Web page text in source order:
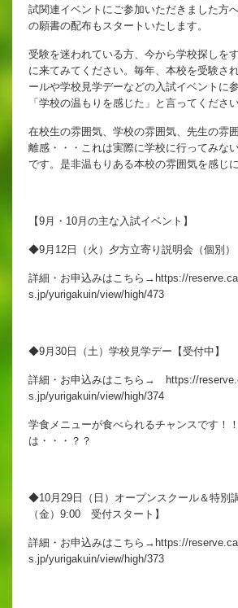
試関連イベントにご参加いただきました方
の願書の配布もスタートいたします。
受験を迷われている方、今から学校探しを
に来てみてください。毎年、本校を受験さ
ールや学校見学デーなどの入試イベントに
「学校の温もりを感じた」と言ってください
在校生の雰囲気、学校の雰囲気、先生の雰
離感・・・これは実際に学校に行ってみな
です。是非温もりある本校の雰囲気を感じ
【9月・10月の主な入試イベント】
◆9月12日（火）夕方立寄り説明会（個別）
詳細・お申込みはこちら→ https://
s.jp/yurigakuin/view/high/473
◆9月30日（土）学校見学デー【受付中】
詳細・お申込みはこちら→
https://
s.jp/yurigakuin/view/high/374
学食メニューが食べられるチャンスです！
は・・・？？
◆10月29日（日）オープンスクール＆特別
（金）9:00 受付スタート】
詳細・お申込みはこちら→ https://
s.jp/yurigakuin/view/high/373
ゆりっこお
学校スポッ
行事スケジ
制服紹介
2027年度 入
帰国子女・
入学金・学